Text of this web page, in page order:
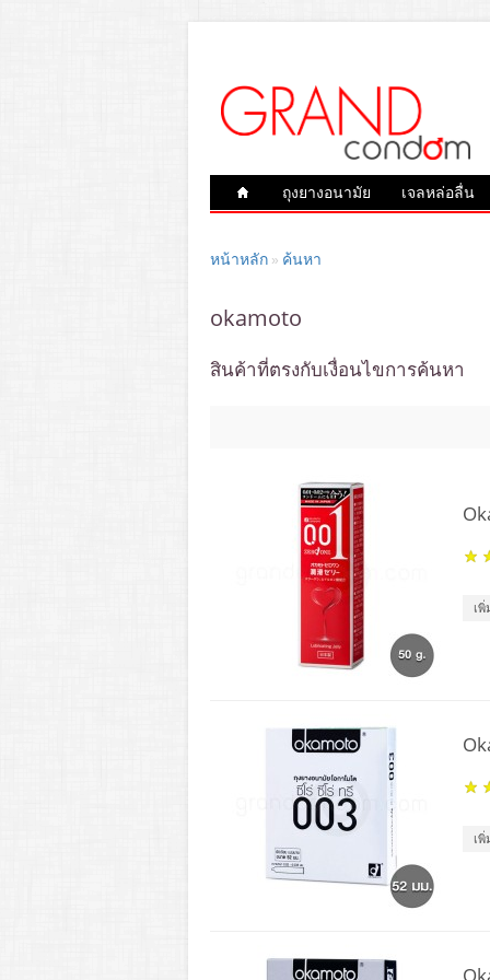
ถุงยางอนามัย เจลหล่อลื่น
หน้าหลัก » ค้นหา
okamoto
สินค้าที่ตรงกับเงื่อนไขการค้นหา
เ
เ